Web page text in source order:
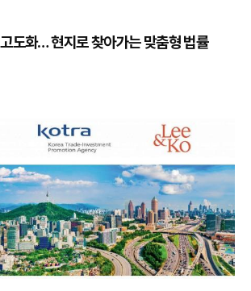
도화… 현지로 찾아가는 맞춤형 법률